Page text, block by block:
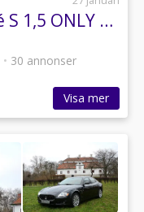
Jaguar E -Type 4.2 Coupé S 1,5 ONLY 72.000Km !
• 30 annonser
Visa mer